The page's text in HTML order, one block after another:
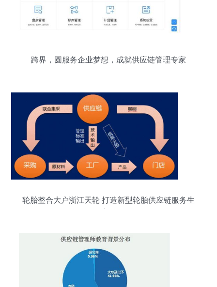
跨界，圆服务企业梦想，成就供应链管理专家
轮胎整合大户浙江天轮 打造新型轮胎供应链服务生